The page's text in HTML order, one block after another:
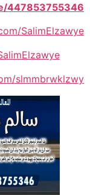
447853755346
SalimElzawye
slmmbrwklzwy